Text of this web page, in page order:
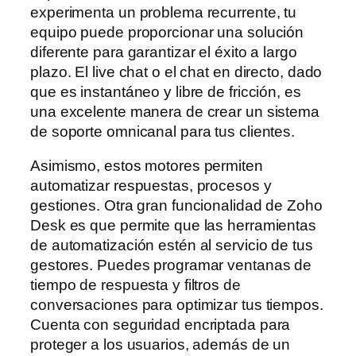
experimenta un problema recurrente, tu
equipo puede proporcionar una solución
diferente para garantizar el éxito a largo
plazo. El live chat o el chat en directo, dado
que es instantáneo y libre de fricción, es
una excelente manera de crear un sistema
de soporte omnicanal para tus clientes.
Asimismo, estos motores permiten
automatizar respuestas, procesos y
gestiones. Otra gran funcionalidad de Zoho
Desk es que permite que las herramientas
de automatización estén al servicio de tus
gestores. Puedes programar ventanas de
tiempo de respuesta y filtros de
conversaciones para optimizar tus tiempos.
Cuenta con seguridad encriptada para
proteger a los usuarios, además de un